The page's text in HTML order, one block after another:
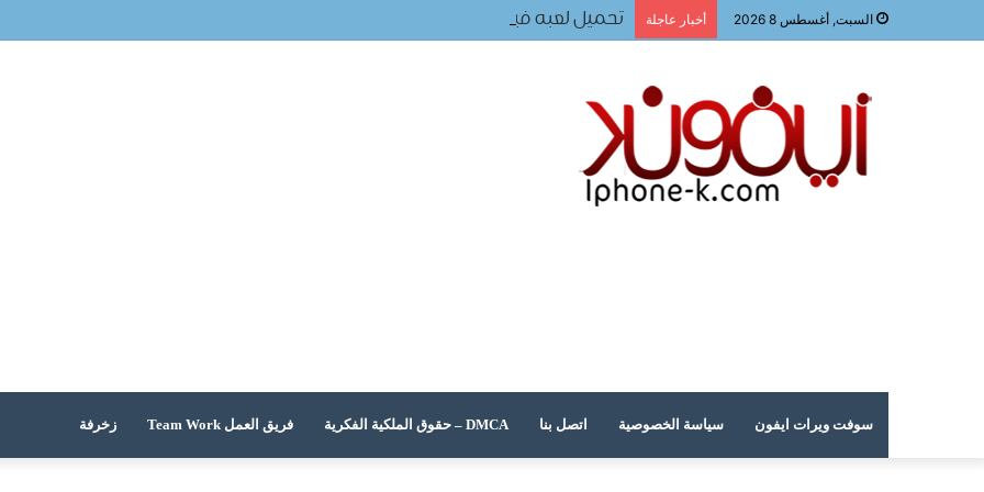
السبت, أغسطس 8 2026 أخبار عاجلة تحميل لعبه فيفا ٢٠٢٤ للجوال
سوفت ويرات ايفون سياسة الخصوصية اتصل بنا DMCA – حقوق الملكية الفكرية فريق العمل Team Work زخرفة